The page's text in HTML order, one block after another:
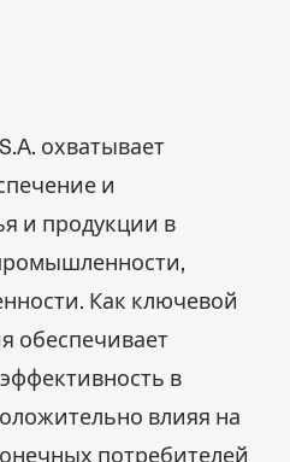
охватывает
и
и продукции в
Как ключевой
обеспечивает
в
влияя на
потребителей